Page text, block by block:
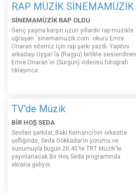
RAP MÜZİK SİNEMAMÜZİK
SİNEMAMÜZİK RAP OLDU
Genç yaşına karşın uzun yıllardır rap müzikle
uğraşan ´sinemamuzik.com´ okuru Emre
Onaran sitemiz için rap şarkı yazdı. Yapıtını
arkadaşı Uygar´la (Ragyu) birlikte seslendiren
Emre Onaran´ın (Sürgün) videosu fotoğrafı
tıklayınca:
TV'de Müzik
BİR HOŞ SEDA
Sevilen şarkılar, Baki Kemancı’nın orkestra
şefliğinde, Seda Gökkadar’ın yorumu ve
sunumuyla bugün 20.45'te TRT Müzik'le
yayınlanacak Bir Hoş Seda programında
ekrana geliyor.